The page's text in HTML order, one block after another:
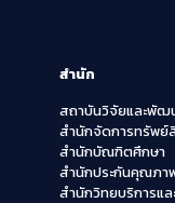
สำนัก
สถาบันวิจัยและพัฒ
สำนักจัดการทรัพ
สำนักบัณฑิตศึกษา
สำนักประกันคุณภา
สำนักวิทยบริการแล